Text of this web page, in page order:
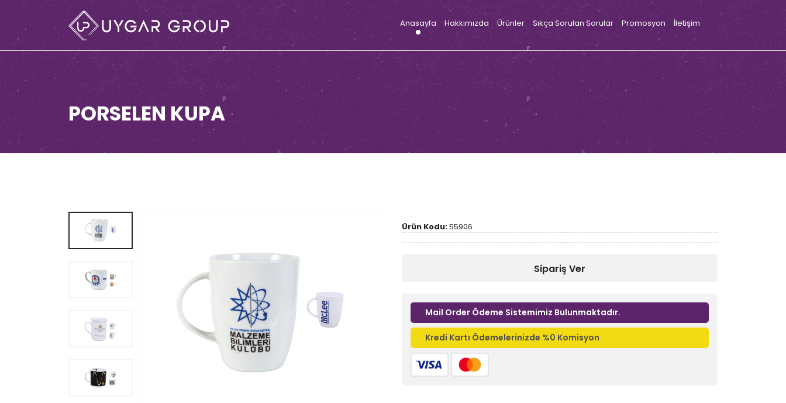
Anasayfa Hakkımızda Ürünler Sıkça Sorulan Sorular Promosyon İletişim
PORSELEN KUPA
Ürün Kodu:55906
Sipariş Ver
Mail Order Ödeme Sistemimiz Bulunmaktadır.
Kredi Kartı Ödemelerinizde %0 Komisyon